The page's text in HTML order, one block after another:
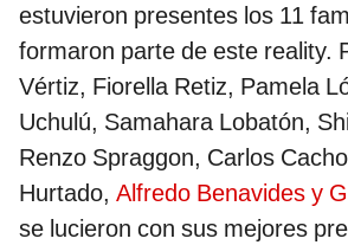
estuvieron presentes los 11
formaron parte de este reality.
Vértiz, Fiorella Retiz, Pamela
Uchulú, Samahara Lobatón,
Renzo Spraggon, Carlos
Hurtado, Alfredo Benavides y
se lucieron con sus mejores